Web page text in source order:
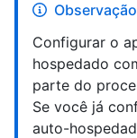
Observação
Configurar o
hospedado
parte do
Se você já
auto-